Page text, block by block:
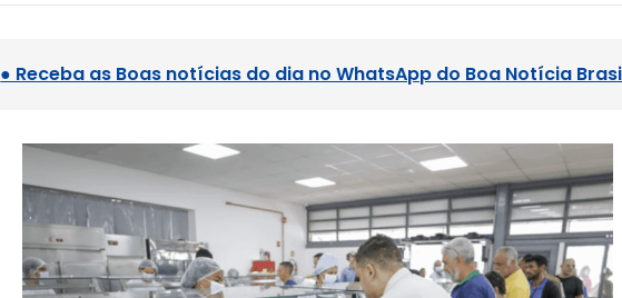
● Receba as Boas notícias do dia no WhatsApp do Boa Notícia